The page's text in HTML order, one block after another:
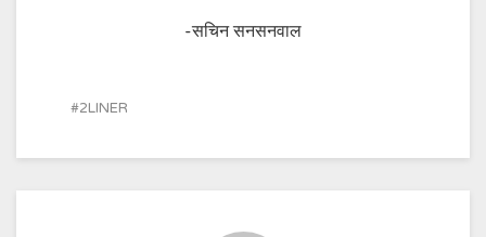
-सचिन सनसनवाल
2LINER